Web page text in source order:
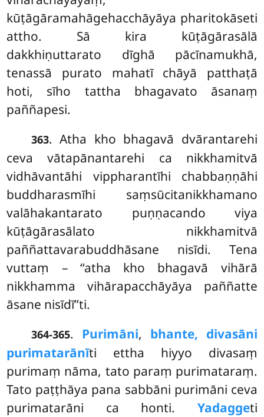
kūṭāgāramahāgehacchāyāya pharitokāseti
attho. Sā kira kūṭāgārasālā
dakkhiṇuttarato dīghā pācīnamukhā,
tenassā purato mahatī chāyā patthaṭā
hoti, sīho tattha bhagavato āsanaṃ
paññapesi.
363. Atha kho bhagavā dvārantarehi
ceva vātapānantarehi ca nikkhamitvā
vidhāvantāhi vippharantīhi chabbaṇṇāhi
buddharasmīhi saṃsūcitanikkhamano
valāhakantarato puṇṇacando viya
kūṭāgārasālato nikkhamitvā
paññattavarabuddhāsane nisīdi. Tena
vuttaṃ – ‘‘atha kho bhagavā vihārā
nikkhamma vihārapacchāyāya paññatte
āsane nisīdī’’ti.
364-365. Purimāni, bhante, divasāni
purimatarānīti ettha hiyyo divasaṃ
purimaṃ nāma, tato paraṃ purimataraṃ.
Tato paṭṭhāya pana sabbāni purimāni ceva
purimatarāni ca honti. Yadaggeti